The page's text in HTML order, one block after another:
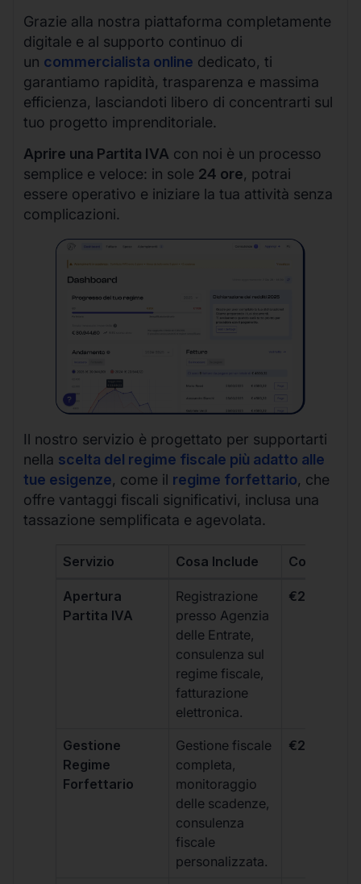
Grazie alla nostra piattaforma completamente
digitale e al supporto continuo di
un commercialista online dedicato, ti
garantiamo rapidità, trasparenza e massima
efficienza, lasciandoti libero di concentrarti sul
tuo progetto imprenditoriale.
Aprire una Partita IVA con noi è un processo
semplice e veloce: in sole 24 ore, potrai
essere operativo e iniziare la tua attività senza
complicazioni.
Il nostro servizio è progettato per supportarti
nella scelta del regime fiscale più adatto alle
tue esigenze, come il regime forfettario, che
offre vantaggi fiscali significativi, inclusa una
tassazione semplificata e agevolata.
Servizio Cosa Include Costo
Apertura
Partita IVA
Registrazione
presso Agenzia
delle Entrate,
consulenza sul
regime fiscale,
fatturazione
elettronica.
€264 +
Gestione
Regime
Forfettario
Gestione fiscale
completa,
monitoraggio
delle scadenze,
consulenza
fiscale
personalizzata.
€264 +